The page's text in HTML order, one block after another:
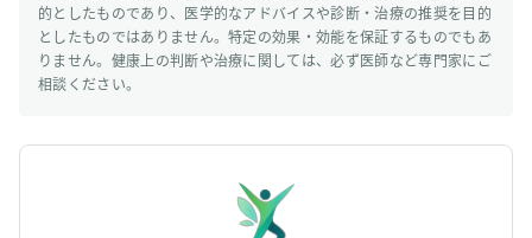
的としたものであり、医学的なアドバイスや診断・治療の推奨を目的
としたものではありません。特定の効果・効能を保証するものでもあ
りません。健康上の判断や治療に関しては、必ず医師など専門家にご
相談ください。